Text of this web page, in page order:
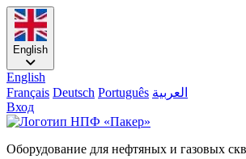
English
English
Français Deutsch Português العربية
Вход
Оборудование для нефтяных и газовых